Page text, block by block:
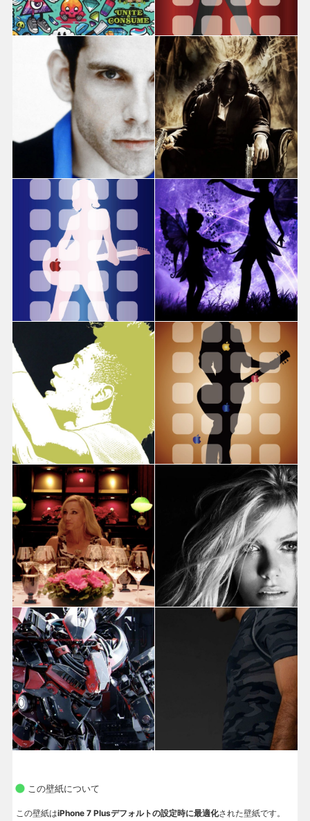
この壁紙について
この壁紙はiPhone 7 Plusデフォルトの設定時に最適化された壁紙です。